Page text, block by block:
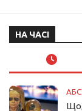
НА ЧАСІ